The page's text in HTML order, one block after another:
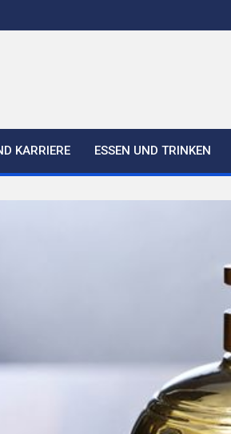
KARRIERE ESSEN UND TRINKEN